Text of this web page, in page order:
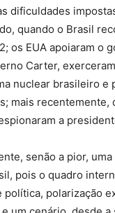
dificuldades
quando o Brasil
os EUA apoiaram o
Carter,
nuclear brasileiro e
mais recentemente,
a
senão a pior,
pois o quadro
política, polarização